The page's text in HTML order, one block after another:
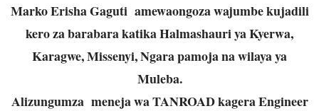
Marko Erisha Gaguti amewaongoza wajumbe kujadili
kero za barabara katika Halmashauri ya Kyerwa,
Karagwe, Missenyi, Ngara pamoja na wilaya ya
Muleba.
Alizungumza meneja wa TANROAD kagera Engineer